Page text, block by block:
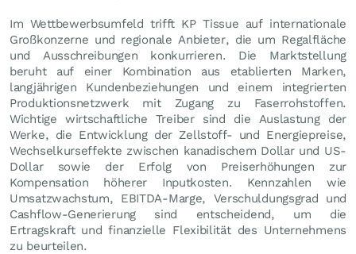
Im Wettbewerbsumfeld trifft KP Tissue auf internationale
Großkonzerne und regionale Anbieter, die um Regalfläche
und Ausschreibungen konkurrieren. Die Marktstellung
beruht auf einer Kombination aus etablierten Marken,
langjährigen Kundenbeziehungen und einem integrierten
Produktionsnetzwerk mit Zugang zu Faserrohstoffen.
Wichtige wirtschaftliche Treiber sind die Auslastung der
Werke, die Entwicklung der Zellstoff- und Energiepreise,
Wechselkurseffekte zwischen kanadischem Dollar und US-
Dollar sowie der Erfolg von Preiserhöhungen zur
Kompensation höherer Inputkosten. Kennzahlen wie
Umsatzwachstum, EBITDA-Marge, Verschuldungsgrad und
Cashflow-Generierung sind entscheidend, um die
Ertragskraft und finanzielle Flexibilität des Unternehmens
zu beurteilen.